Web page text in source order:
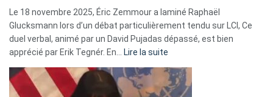
fake
news
»
Le 18 novembre 2025, Éric Zemmour a laminé Raphaël
Glucksmann lors d’un débat particulièrement tendu sur LCI, Ce
duel verbal, animé par un David Pujadas dépassé, est bien
apprécié par Erik Tegnér. En… Lire la suite
Tegnér
exulte